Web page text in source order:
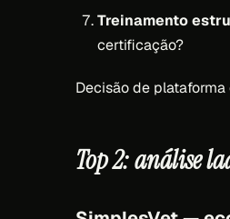
Treinamento
certificação?
Decisão de
Top 2: análise